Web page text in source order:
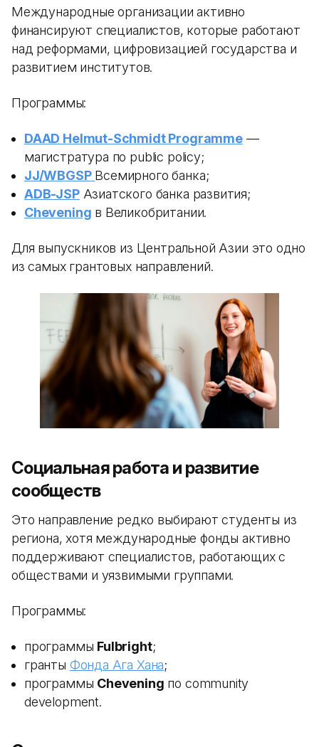
Международные организации активно
финансируют специалистов, которые работают
над реформами, цифровизацией государства и
развитием институтов.
Программы:
DAAD Helmut-Schmidt Programme—
магистратура по public policy;
JJ/WBGSP Всемирного банка;
ADB-JSPАзиатского банка развития;
Chevening в Великобритании.
Для выпускников из Центральной Азии это одно
из самых грантовых направлений.
Социальная работа и развитие
сообществ
Это направление редко выбирают студенты из
региона, хотя международные фонды активно
поддерживают специалистов, работающих с
обществами и уязвимыми группами.
Программы:
программы Fulbright;
гранты Фонда Ага Хана;
программы Chevening по community
development.